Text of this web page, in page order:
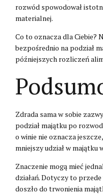
rozwód spowodował
materialnej.
Co to oznacza dla Ciebie?
bezpośrednio na podział
późniejszych rozliczeń
Zdrada sama w sobie
podział majątku po
o winie nie oznacza
mniejszy udział w majątku
Znaczenie mogą mieć
działań. Dotyczy to
doszło do trwonienia